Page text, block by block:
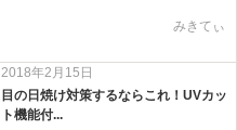
みきてぃ
2018年2月15日
目の日焼け対策するならこれ！UVカッ
ト機能付...